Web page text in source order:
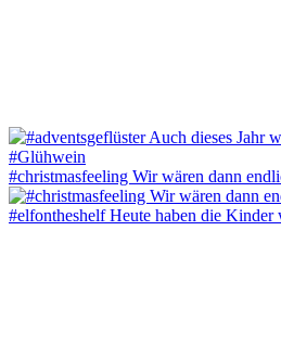
#christmasfeeling Wir wären dann
#elfontheshelf Heute haben die Kinder